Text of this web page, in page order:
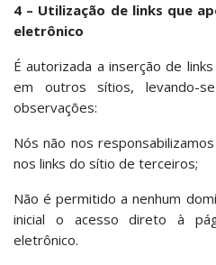
4 – Utilização de links que
eletrônico
É autorizada a inserção de
em outros sítios, levando-
observações:
Nós não nos
nos links do sítio de terceiros;
Não é permitido a nenhum
inicial o acesso direto à
eletrônico.